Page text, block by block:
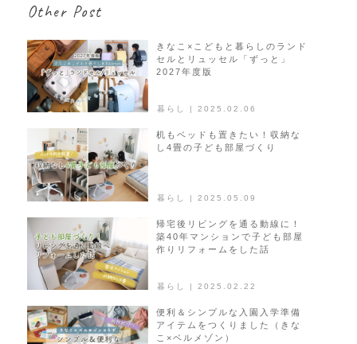
ゲ
シ
ョ
ン
Other Post
暮らし | 2025.02.06
きなこ×こどもと暮らしのランド
セルとリュッセル「ずっと」
2027年度版
暮らし | 2025.05.09
机もベッドも置きたい！収納な
し4畳の子ども部屋づくり
暮らし | 2025.02.22
帰宅後リビングを通る動線に！
築40年マンションで子ども部屋
作りリフォームをした話
便利＆シンプルな入園入学準備
アイテムをつくりました（きな
こ×ベルメゾン）